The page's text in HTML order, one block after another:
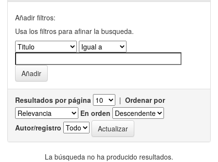
Añadir filtros:
Usa los filtros para afinar la busqueda.
Resultados por página | Ordenar por
En orden
Autor/registro
La búsqueda no ha producido resultados.